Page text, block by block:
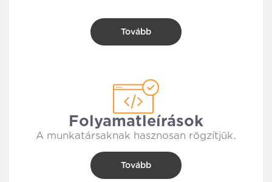
Tovább
Folyamatleírások
A munkatársaknak hasznosan rögzítjük.
Tovább